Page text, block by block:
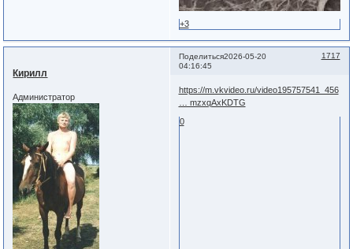
+3
Поделиться 1717
2026-05-20
04:16:45
Кирилл
Администратор
https://m.vkvideo.ru/video195757541_456
… mzxqAxKDTG
0